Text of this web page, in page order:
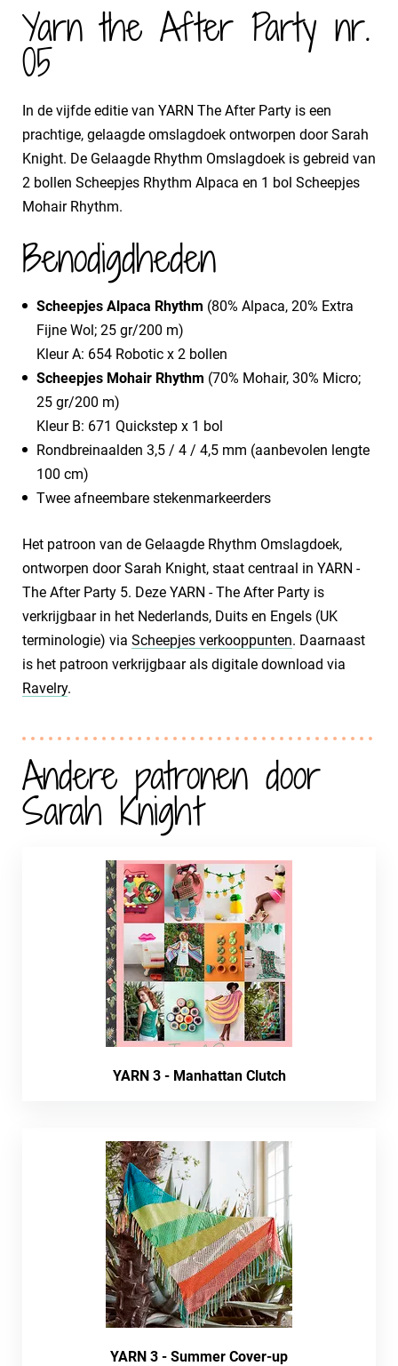
Yarn the After Party nr.
05
In de vijfde editie van YARN The After Party is een
prachtige, gelaagde omslagdoek ontworpen door Sarah
Knight. De Gelaagde Rhythm Omslagdoek is gebreid van
2 bollen Scheepjes Rhythm Alpaca en 1 bol Scheepjes
Mohair Rhythm.
Benodigdheden
Scheepjes Alpaca Rhythm (80% Alpaca, 20% Extra
Fijne Wol; 25 gr/200 m)
Kleur A: 654 Robotic x 2 bollen
Scheepjes Mohair Rhythm (70% Mohair, 30% Micro;
25 gr/200 m)
Kleur B: 671 Quickstep x 1 bol
Rondbreinaalden 3,5 / 4 / 4,5 mm (aanbevolen lengte
100 cm)
Twee afneembare stekenmarkeerders
Het patroon van de Gelaagde Rhythm Omslagdoek,
ontworpen door Sarah Knight, staat centraal in YARN -
The After Party 5. Deze YARN - The After Party is
verkrijgbaar in het Nederlands, Duits en Engels (UK
terminologie) via Scheepjes verkooppunten. Daarnaast
is het patroon verkrijgbaar als digitale download via
Ravelry.
Andere patronen door
Sarah Knight
YARN 3 - Manhattan Clutch
YARN 3 - Summer Cover-up